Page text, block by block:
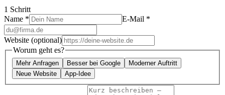
1 Schritt
Name * E-Mail *
Website (optional)
Worum geht es?
Mehr Anfragen Besser bei Google
Moderner Auftritt
Neue Website
App-Idee